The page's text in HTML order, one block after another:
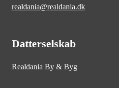
realdania@realdania.dk
Datterselskab
Realdania By & Byg